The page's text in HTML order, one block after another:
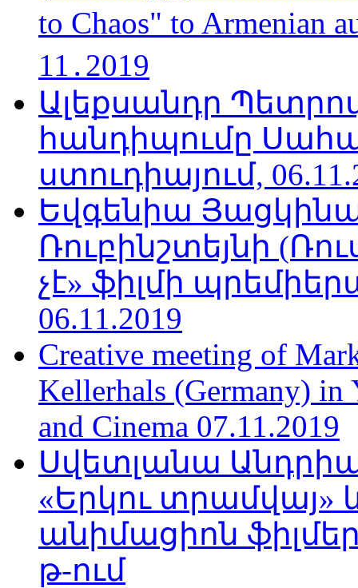
to Chaos" to Armenian
11․2019
Ալեքսանդր
հանդիպումը
ստուդիայում,
Եվգենիա
Ռուբինշտեյնի
չէ» ֆիլմի
06.11.2019
Creative meeting of
Kellerhals (Germany) in
and Cinema 07.11.2019
Սվետլանա
«Երկու տրամվայ»
անիմացիոն
թ-ում